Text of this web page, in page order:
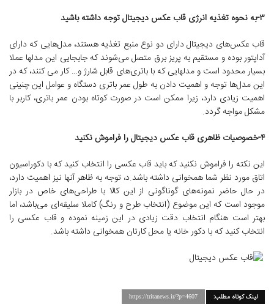
۳-به نحوه تغذیه انرژی قاب عکس دیجیتال توجه داشته باشید
قاب عکس‌های دیجیتال دارای دو نوع منبع تغذیه هستند، مدل‌هایی که دارای
آداپتور بوده و مستقیم به پریز برق متصل می‌شوند که جابجایی این مدلها عملا
بسیار محدود است و مدلهایی که با باتری‌های قابل شارژ و… کار می کنند، که در
این مدل‌ها توجه و اهمیت دادن به طول عمر باتری دستگاه و عوامل این چنینی
اهمیت زیادی دارد، زیرا ممکن است در صورت کوتاه بودن عمر باتری، کاربر با
مشکل مواجه گردد.
۴-خصوصیات ظاهری قاب عکس دیجیتال را فراموش نکنید
این نکته را فراموش نکنید که باید قاب عکسی را انتخاب کنید که با دکوراسیون
اتاق مورد نظر شما همخوانی داشته باشد.د، توجه به ظاهر آنها نیز اهمیت دارد،
در حال حاضر نمونه‌های گوناگونی از این کالا با طراحی‌های خاص در بازار
موجود است که این موضوع (انتخاب طرح و رنگ) کاملا سلیقه‌ای می‌باشد، اما
بهتر است هنگام انتخاب دقت زیادی در این زمینه نموده و قاب عکسی را
انتخاب کنید که با دکور خانه یا محل کارتان همخوانی داشته باشد.
لینک کوتاه مطلب: https://tritanews.ir/?p=4607